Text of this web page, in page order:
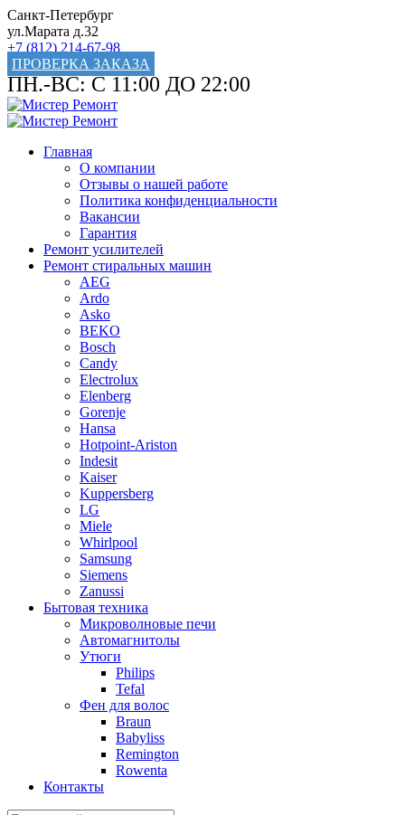
Санкт-Петербург
ул.Марата д.32
+7 (812) 214-67-98
ПРОВЕРКА ЗАКАЗА
ПН.-ВС: С 11:00 ДО 22:00
Главная
О компании
Отзывы о нашей работе
Политика конфиденциальности
Вакансии
Гарантия
Ремонт усилителей
Ремонт стиральных машин
AEG
Ardo
Asko
BEKO
Bosch
Candy
Electrolux
Elenberg
Gorenje
Hansa
Hotpoint-Ariston
Indesit
Kaiser
Kuppersberg
LG
Miele
Whirlpool
Samsung
Siemens
Zanussi
Бытовая техника
Микроволновые печи
Автомагнитолы
Утюги
Philips
Tefal
Фен для волос
Braun
Babyliss
Remington
Rowenta
Контакты